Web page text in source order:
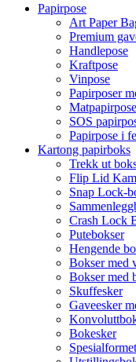
Papirpose
Art Paper
Premium
Handlepose
Kraftpose
Vinpose
Papirposer
Matpapirpose
SOS
Papirpose i
Kartong papirboks
Trekk ut
Flip Lid
Snap Lock-
Crash Lock
Putebokser
Hengende
Bokser med
Bokser med
Skuffesker
Gaveesker
Bokesker